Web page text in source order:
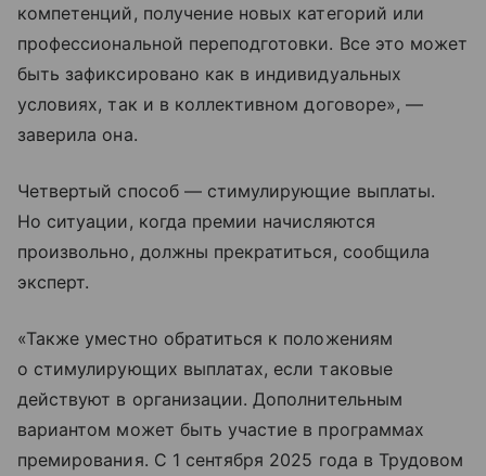
компетенций, получение новых категорий или
профессиональной переподготовки. Все это может
быть зафиксировано как в индивидуальных
условиях, так и в коллективном договоре», —
заверила она.
Четвертый способ — стимулирующие выплаты.
Но ситуации, когда премии начисляются
произвольно, должны прекратиться, сообщила
эксперт.
«Также уместно обратиться к положениям
о стимулирующих выплатах, если таковые
действуют в организации. Дополнительным
вариантом может быть участие в программах
премирования. С 1 сентября 2025 года в Трудовом